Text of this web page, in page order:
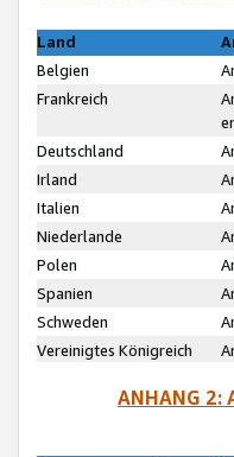
Land
Belgien
Frankreich
Deutschland
Irland
Italien
Niederlande
Polen
Spanien
Schweden
Vereinigtes Königreich
ANHANG 2: